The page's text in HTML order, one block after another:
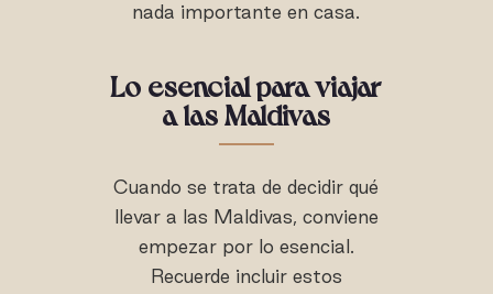
nada importante en casa.
Lo esencial para viajar
a las Maldivas
Cuando se trata de decidir qué
llevar a las Maldivas, conviene
empezar por lo esencial.
Recuerde incluir estos